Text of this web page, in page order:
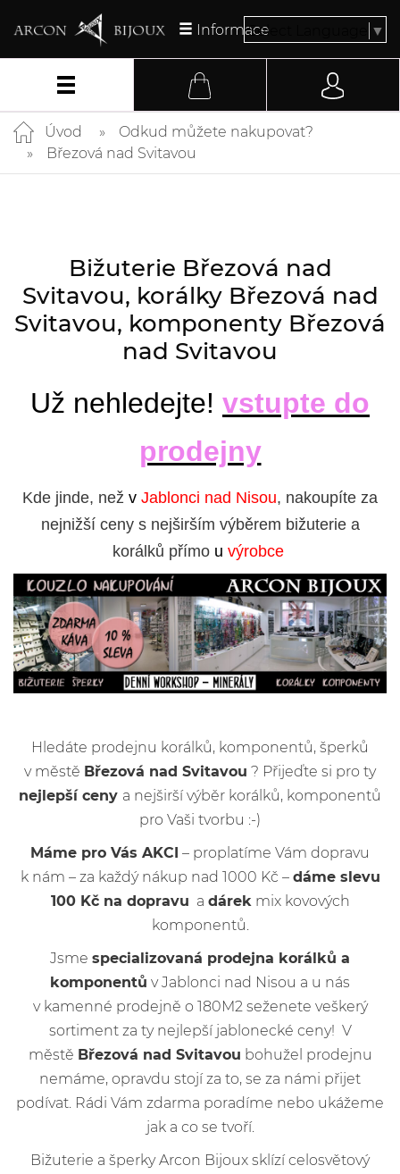
InformaceSelect Language ▼
Úvod
Odkud můžete nakupovat?
Březová nad Svitavou
Bižuterie Březová nad
Svitavou, korálky Březová nad
Svitavou, komponenty Březová
nad Svitavou
Už nehledejte! vstupte do
prodejny
Kde jinde, než v Jablonci nad Nisou, nakoupíte za
nejnižší ceny s nejširším výběrem bižuterie a
korálků přímo u výrobce
Hledáte prodejnu korálků, komponentů, šperků
v městě Březová nad Svitavou ? Přijeďte si pro ty
nejlepší ceny a nejširší výběr korálků, komponentů
pro Vaši tvorbu :-)
Máme pro Vás AKCI – proplatíme Vám dopravu
k nám – za každý nákup nad 1000 Kč – dáme slevu
100 Kč na dopravu a dárek mix kovových
komponentů.
Jsme specializovaná prodejna korálků a
komponentů v Jablonci nad Nisou a u nás
v kamenné prodejně o 180M2 seženete veškerý
sortiment za ty nejlepší jablonecké ceny! V
městě Březová nad Svitavou bohužel prodejnu
nemáme, opravdu stojí za to, se za námi přijet
podívat. Rádi Vám zdarma poradíme nebo ukážeme
jak a co se tvoří.
Bižuterie a šperky Arcon Bijoux sklízí celosvětový